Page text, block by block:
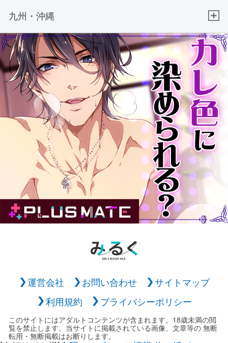
九州・沖縄
運営会社 お問い合わせ
サイトマップ
利用規約
プライバシーポリシー
このサイトにはアダルトコンテンツが含まれます。18歳未満の閲
覧を禁止します。当サイトに掲載されている画像、文章等の 無断
転用・無断掲載はお断りします。